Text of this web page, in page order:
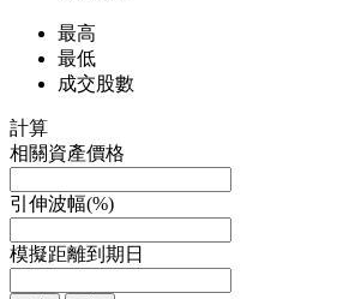
最高
最低
成交股數
計算
相關資產價格
引伸波幅(%)
模擬距離到期日